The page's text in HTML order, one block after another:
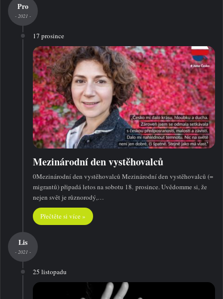
Pro
- 2021 -
17 prosince
Mezinárodní den vystěhovalců
0Mezinárodní den vystěhovalců Mezinárodní den vystěhovalců (=
migrantů) připadá letos na sobotu 18. prosince. Uvědomme si, že
nejen svět je různorodý,…
Přečtěte si více »
Lis
- 2021 -
25 listopadu